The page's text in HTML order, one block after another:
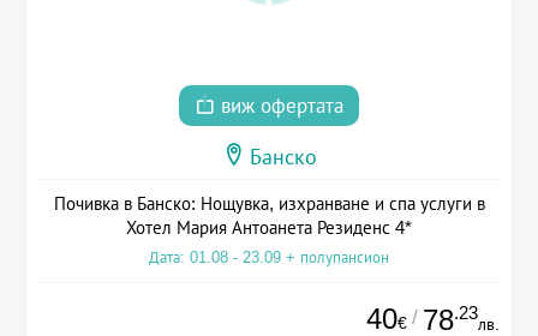
виж офертата
Банско
Почивка в Банско: Нощувка, изхранване и спа услуги в
Хотел Мария Антоанета Резиденс 4*
Дата: 01.08 - 23.09 + полупансион
40€ / 78.23
лв.